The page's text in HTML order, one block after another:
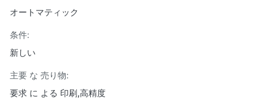
オートマティック
条件:
新しい
主要 な 売り物:
要求 に よる 印刷,高精度